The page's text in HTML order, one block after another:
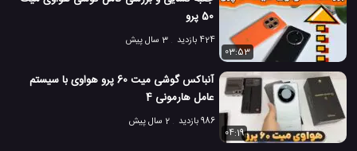
50 پرو
424 بازدید
3 سال پیش
03:53
آنباکس گوشی میت 60 پرو هواوی با سیستم
عامل هارمونی 4
986 بازدید
2 سال پیش
04:19